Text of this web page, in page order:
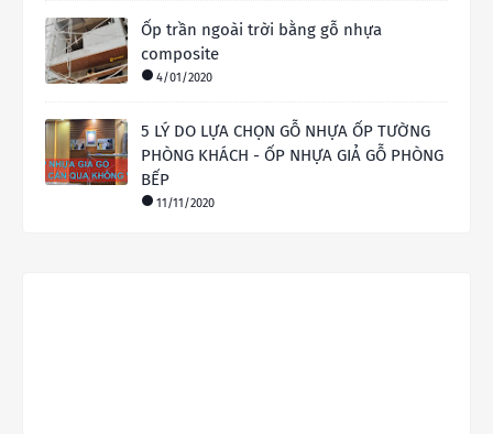
Ốp trần ngoài trời bằng gỗ nhựa
composite
4/01/2020
5 LÝ DO LỰA CHỌN GỖ NHỰA ỐP TƯỜNG
PHÒNG KHÁCH - ỐP NHỰA GIẢ GỖ PHÒNG
BẾP
11/11/2020